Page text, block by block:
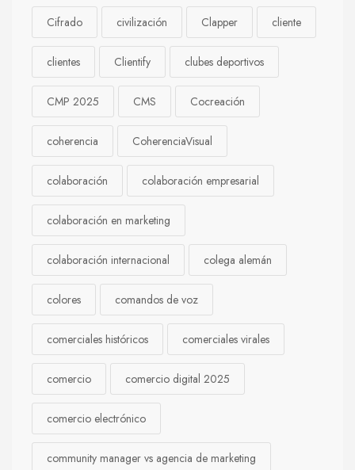
Cifrado civilización Clapper cliente
clientes Clientify clubes deportivos
CMP 2025 CMS Cocreación
coherencia CoherenciaVisual
colaboración colaboración empresarial
colaboración en marketing
colaboración internacional colega alemán
colores comandos de voz
comerciales históricos comerciales virales
comercio comercio digital 2025
comercio electrónico
community manager vs agencia de marketing